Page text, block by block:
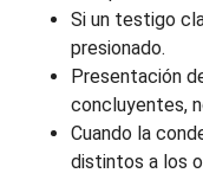
Si un testigo
presionado.
Presentación
concluyentes,
Cuando la
distintos a los